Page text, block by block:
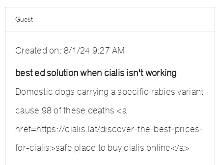
Guest
Created on:8/1/24 9:27 AM
best ed solution when cialis isn't working
Domestic dogs carrying a specific rabies variant
cause 98 of these deaths <a
href=https://cialis.lat/discover-the-best-prices-
for-cialis>safe place to buy cialis online</a>